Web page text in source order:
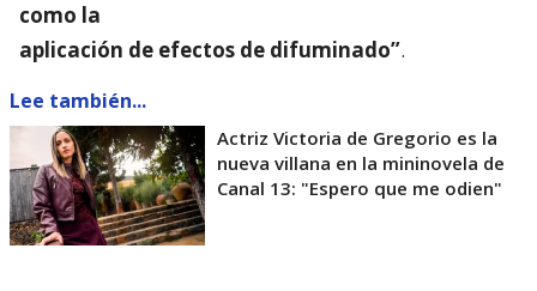
como la
aplicación de efectos de difuminado”.
Lee también...
Actriz Victoria de Gregorio es la
nueva villana en la mininovela de
Canal 13: "Espero que me odien"